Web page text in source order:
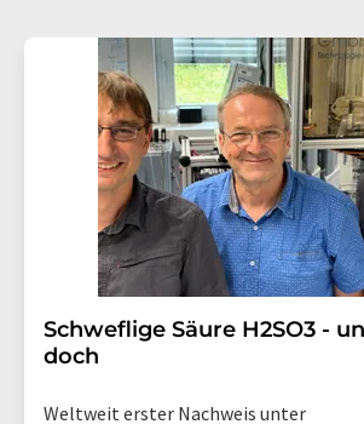
Schweflige Säure H2SO3 -
doch
Weltweit erster Nachweis unter